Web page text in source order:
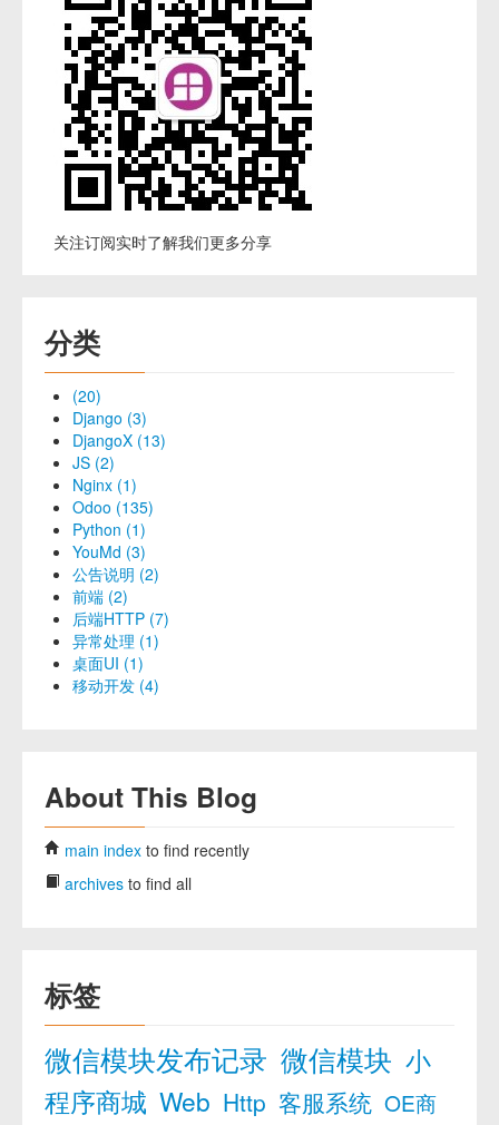
关注订阅实时了解我们更多分享
分类
(20)
Django (3)
DjangoX (13)
JS (2)
Nginx (1)
Odoo (135)
Python (1)
YouMd (3)
公告说明 (2)
前端 (2)
后端HTTP (7)
异常处理 (1)
桌面UI (1)
移动开发 (4)
About This Blog
main index to find recently
archives to find all
标签
微信模块发布记录 微信模块 小
程序商城 Web Http 客服系统 OE商